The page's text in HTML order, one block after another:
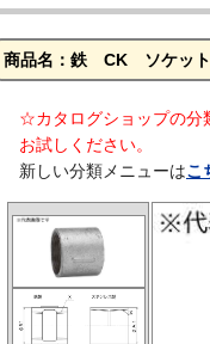
商品名：鉄 CK ソケッ
☆カタログショップの分
お試しください。
新しい分類メニューはこ